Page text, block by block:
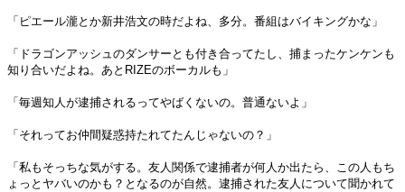
「ピエール瀧とか新井浩文の時だよね、多分。番組はバイキングかな」
「ドラゴンアッシュのダンサーとも付き合ってたし、捕まったケンケンも
知り合いだよね。あとRIZEのボーカルも」
「毎週知人が逮捕されるってやばくないの。普通ないよ」
「それってお仲間疑惑持たれてたんじゃないの？」
「私もそっちな気がする。友人関係で逮捕者が何人か出たら、この人もち
ょっとヤバいのかも？となるのが自然。逮捕された友人について聞かれて